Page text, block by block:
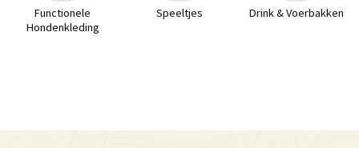
Functionele
Hondenkleding
Speeltjes Drink & Voerbakken